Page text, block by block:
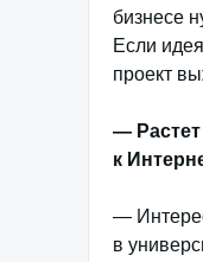
бизнесе
Если
проект
— Растет
к
—
в